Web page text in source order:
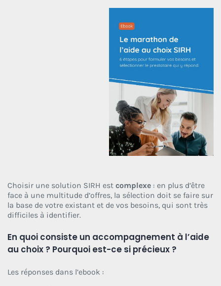
Choisir une solution SIRH est complexe: en plus d’être
face à une multitude d’offres, la sélection doit se faire sur
la base de votre existant et de vos besoins, qui sont très
difficiles à identifier.
En quoi consiste un accompagnement à l’aide
au choix ? Pourquoi est-ce si précieux ?
Les réponses dans l’ebook :